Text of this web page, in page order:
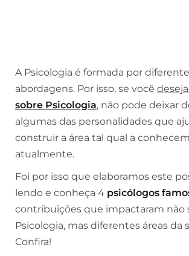
A Psicologia é formada por
abordagens. Por isso, se você
sobre Psicologia, não pode deixar
algumas das personalidades que
construir a área tal qual a
atualmente.
Foi por isso que elaboramos este
lendo e conheça 4 psicólogos
contribuições que impactaram não
Psicologia, mas diferentes áreas da
Confira!